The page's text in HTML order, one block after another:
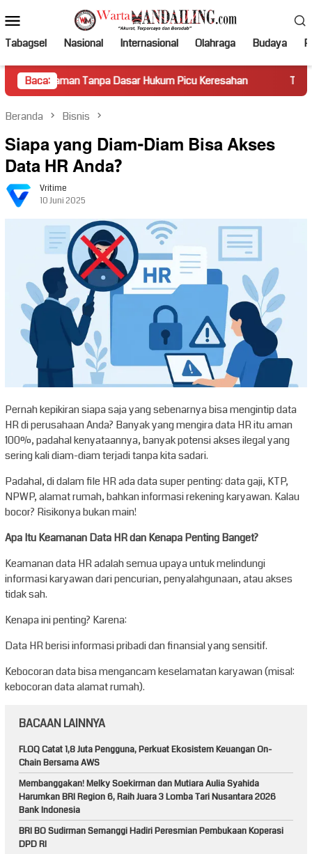
ke
kontenMobile
Tabagsel Nasional Internasional Olahraga Budaya
Baca:
Dasar Hukum Picu Keresahan Truk Miring Hambat
Beranda Bisnis
Siapa yang Diam-Diam Bisa Akses
Data HR Anda?
Vritime
10 Juni 2025
Pernah kepikiran siapa saja yang sebenarnya bisa mengintip data
HR di perusahaan Anda? Banyak yang mengira data HR itu aman
100%, padahal kenyataannya, banyak potensi akses ilegal yang
sering kali diam-diam terjadi tanpa kita sadari.
Padahal, di dalam file HR ada data super penting: data gaji, KTP,
NPWP, alamat rumah, bahkan informasi rekening karyawan. Kalau
bocor? Risikonya bukan main!
Apa Itu Keamanan Data HR dan Kenapa Penting Banget?
Keamanan data HR adalah semua upaya untuk melindungi
informasi karyawan dari pencurian, penyalahgunaan, atau akses
tidak sah.
Kenapa ini penting? Karena:
Data HR berisi informasi pribadi dan finansial yang sensitif.
Kebocoran data bisa mengancam keselamatan karyawan (misal:
kebocoran data alamat rumah).
BACAAN LAINNYA
FLOQ Catat 1,8 Juta Pengguna, Perkuat Ekosistem Keuangan On-
Chain Bersama AWS
Membanggakan! Melky Soekirman dan Mutiara Aulia Syahida
Harumkan BRI Region 6, Raih Juara 3 Lomba Tari Nusantara 2026
Bank Indonesia
BRI BO Sudirman Semanggi Hadiri Peresmian Pembukaan Koperasi
DPD RI